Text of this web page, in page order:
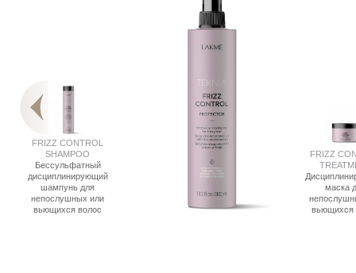
FRIZZ
маска
вьющихся
FRIZZ CONTROL
SHAMPOO
Бессульфатный
дисциплинирующий
шампунь для
непослушных или
вьющихся волос